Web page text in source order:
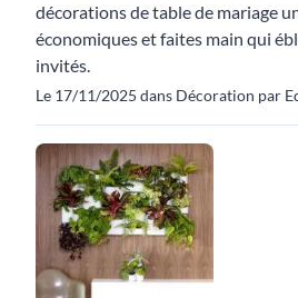
décorations de table de mariage
économiques et faites main qui
invités.
Le 17/11/2025 dans Décoration par